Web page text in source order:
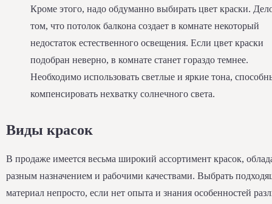
Кроме этого, надо обдуманно выбирать цвет краски.
том, что потолок балкона создает в комнате некоторый
недостаток естественного освещения. Если цвет краски
подобран неверно, в комнате станет гораздо темнее.
Необходимо использовать светлые и яркие тона,
компенсировать нехватку солнечного света.
Виды красок
В продаже имеется весьма широкий ассортимент красок,
разным назначением и рабочими качествами. Выбрать
материал непросто, если нет опыта и знания особенностей